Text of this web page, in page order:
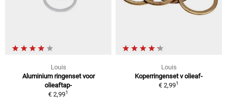
Louis
Aluminium ringenset voor
olieaftap-
€ 2,991
Louis
Koperringenset v olieaf-
€ 2,991